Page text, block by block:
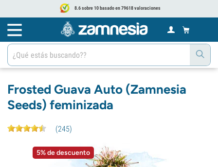
8.6 sobre 10 basado en 79618 valoraciones
Frosted Guava Auto (Zamnesia
Seeds) feminizada
(245)
5% de descuento